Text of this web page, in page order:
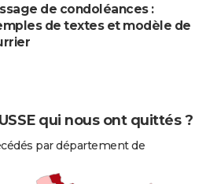
de condoléances :
de textes et modèle de
qui nous ont quittés ?
par département de